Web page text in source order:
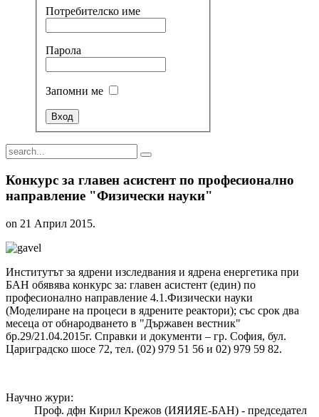
Потребителско име
Парола
Запомни ме
Конкурс за главен асистент по професионално
направление "Физически науки"
on 21 Април 2015.
Институтът за ядрени изследвания и ядрена енергетика при
БАН обявява конкурс за: главен асистент (един) по
професионално направление 4.1.Физически науки
(Моделиране на процеси в ядрените реактори); със срок два
месеца от обнародването в "Държавен вестник"
бр.29/21.04.2015г. Справки и документи – гр. София, бул.
Цариградско шосе 72, тел. (02) 979 51 56 и 02) 979 59 82.
Научно жури:
Проф. дфн Кирил Крежов (ИЯИЯЕ-БАН) - председател